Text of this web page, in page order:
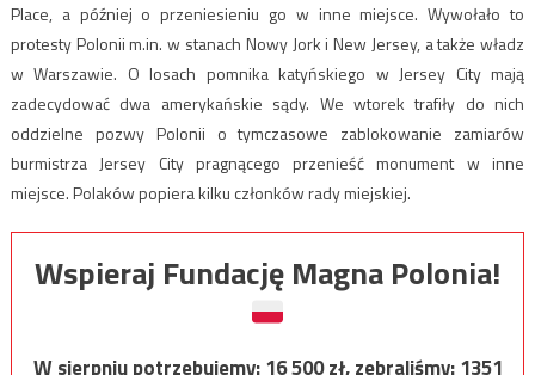
Place, a później o przeniesieniu go w inne miejsce. Wywołało to
protesty Polonii m.in. w stanach Nowy Jork i New Jersey, a także władz
w Warszawie. O losach pomnika katyńskiego w Jersey City mają
zadecydować dwa amerykańskie sądy. We wtorek trafiły do nich
oddzielne pozwy Polonii o tymczasowe zablokowanie zamiarów
burmistrza Jersey City pragnącego przenieść monument w inne
miejsce. Polaków popiera kilku członków rady miejskiej.
Wspieraj Fundację Magna Polonia!
W sierpniu potrzebujemy:16 500zł, zebraliśmy:1351